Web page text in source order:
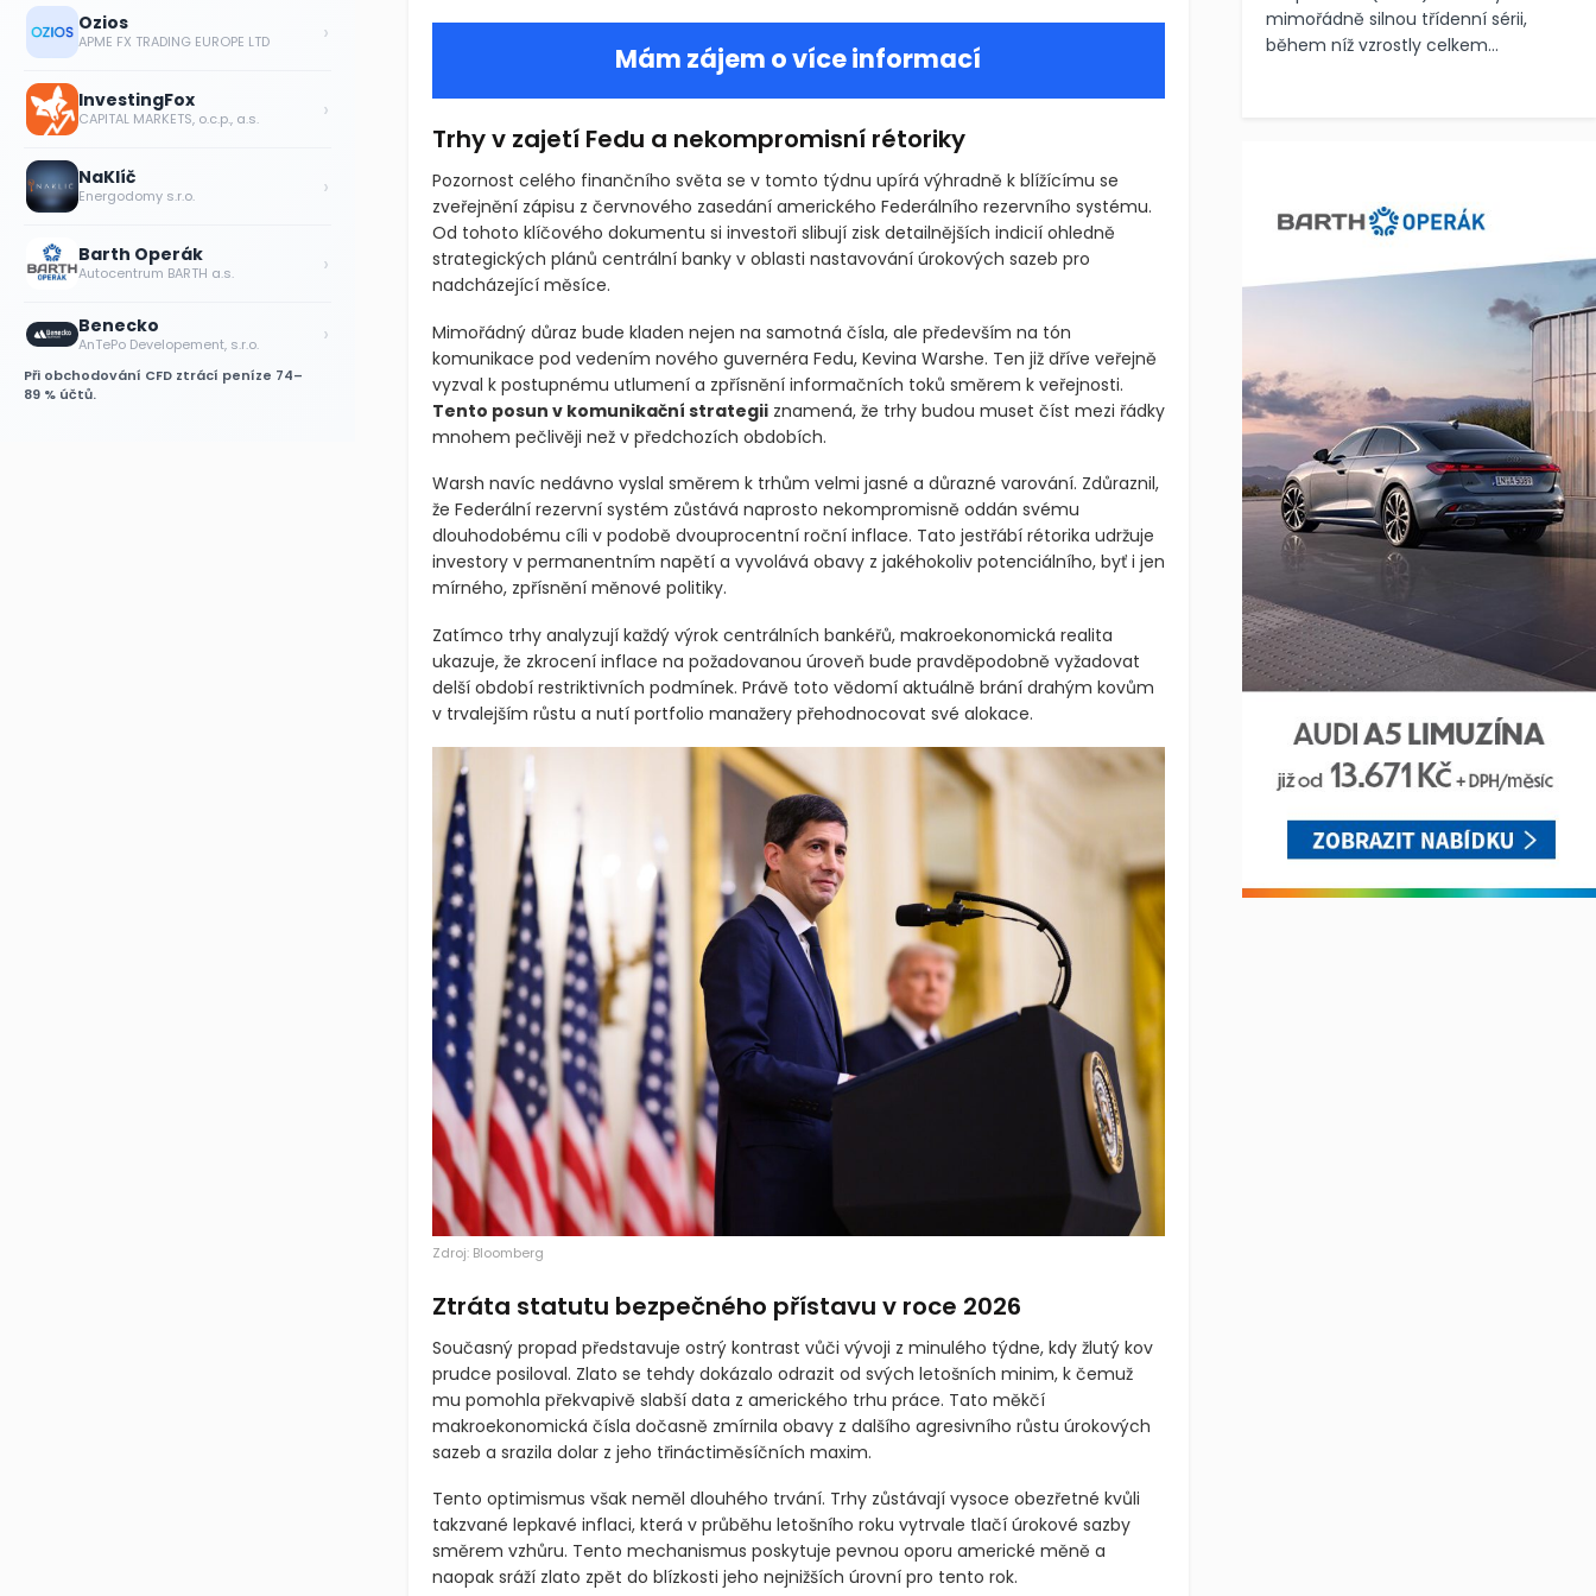
Mám zájem o více informací
Trhy v zajetí Fedu a nekompromisní rétoriky
Pozornost celého finančního světa se v tomto týdnu upírá výhradně k blížícímu se
zveřejnění zápisu z červnového zasedání amerického Federálního rezervního systému.
Od tohoto klíčového dokumentu si investoři slibují zisk detailnějších indicií ohledně
strategických plánů centrální banky v oblasti nastavování úrokových sazeb pro
nadcházející měsíce.
Mimořádný důraz bude kladen nejen na samotná čísla, ale především na tón
komunikace pod vedením nového guvernéra Fedu, Kevina Warshe. Ten již dříve veřejně
vyzval k postupnému utlumení a zpřísnění informačních toků směrem k veřejnosti.
Tento posun v komunikační strategiiznamená, že trhy budou muset číst mezi řádky
mnohem pečlivěji než v předchozích obdobích.
Warsh navíc nedávno vyslal směrem k trhům velmi jasné a důrazné varování. Zdůraznil,
že Federální rezervní systém zůstává naprosto nekompromisně oddán svému
dlouhodobému cíli v podobě dvouprocentní roční inflace. Tato jestřábí rétorika udržuje
investory v permanentním napětí a vyvolává obavy z jakéhokoliv potenciálního, byť i jen
mírného, zpřísnění měnové politiky.
Zatímco trhy analyzují každý výrok centrálních bankéřů, makroekonomická realita
ukazuje, že zkrocení inflace na požadovanou úroveň bude pravděpodobně vyžadovat
delší období restriktivních podmínek. Právě toto vědomí aktuálně brání drahým kovům
v trvalejším růstu a nutí portfolio manažery přehodnocovat své alokace.
Zdroj: Bloomberg
Ztráta statutu bezpečného přístavu v roce 2026
Současný propad představuje ostrý kontrast vůči vývoji z minulého týdne, kdy žlutý kov
prudce posiloval. Zlato se tehdy dokázalo odrazit od svých letošních minim, k čemuž
mu pomohla překvapivě slabší data z amerického trhu práce. Tato měkčí
makroekonomická čísla dočasně zmírnila obavy z dalšího agresivního růstu úrokových
sazeb a srazila dolar z jeho třináctiměsíčních maxim.
Tento optimismus však neměl dlouhého trvání. Trhy zůstávají vysoce obezřetné kvůli
takzvané lepkavé inflaci, která v průběhu letošního roku vytrvale tlačí úrokové sazby
směrem vzhůru. Tento mechanismus poskytuje pevnou oporu americké měně a
naopak sráží zlato zpět do blízkosti jeho nejnižších úrovní pro tento rok.
Ozios
APME FX TRADING EUROPE LTD ›
InvestingFox
CAPITAL MARKETS, o.c.p., a.s. ›
NaKlíč
Energodomy s.r.o. ›
Barth Operák
Autocentrum BARTH a.s. ›
Benecko
AnTePo Developement, s.r.o. ›
Při obchodování CFD ztrácí peníze 74–
89 % účtů.
mimořádně silnou třídenní sérii,
během níž vzrostly celkem...